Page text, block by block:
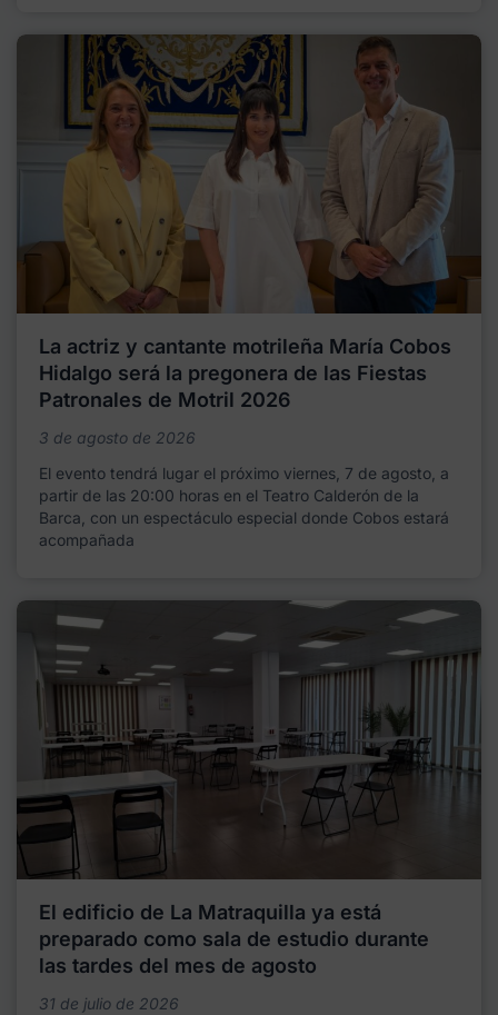
La actriz y cantante motrileña María Cobos
Hidalgo será la pregonera de las Fiestas
Patronales de Motril 2026
3 de agosto de 2026
El evento tendrá lugar el próximo viernes, 7 de agosto, a
partir de las 20:00 horas en el Teatro Calderón de la
Barca, con un espectáculo especial donde Cobos estará
acompañada
El edificio de La Matraquilla ya está
preparado como sala de estudio durante
las tardes del mes de agosto
31 de julio de 2026